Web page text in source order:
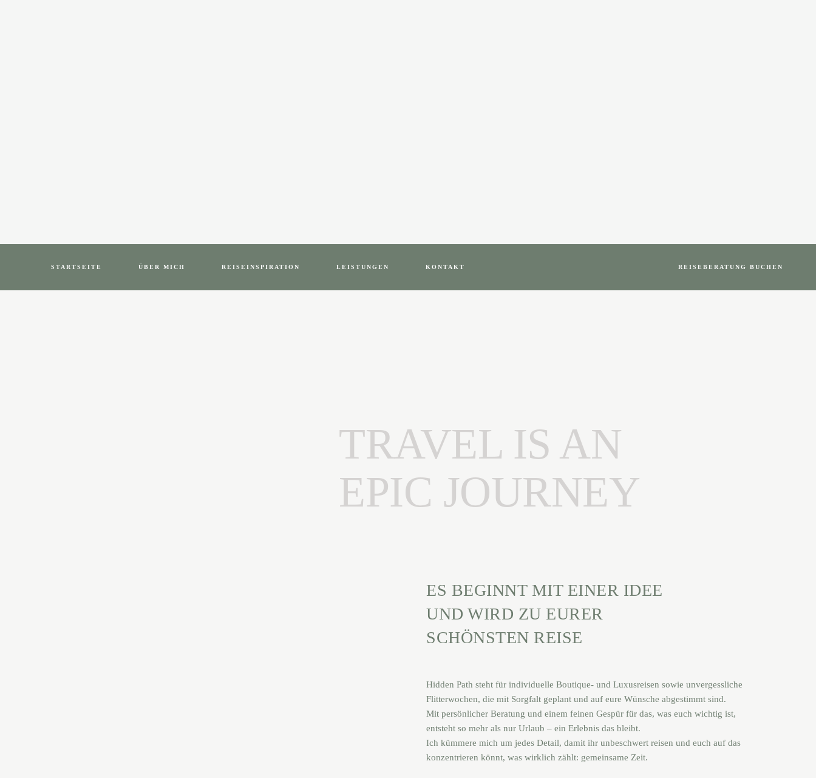
STARTSEITE ÜBER MICH REISEINSPIRATION LEISTUNGEN KONTAKT REISEBERATUNG BUCHEN
TRAVEL IS AN
EPIC JOURNEY
ES BEGINNT MIT EINER IDEE
UND WIRD ZU EURER
SCHÖNSTEN REISE
Hidden Path steht für individuelle Boutique- und Luxusreisen sowie unvergessliche
Flitterwochen, die mit Sorgfalt geplant und auf eure Wünsche abgestimmt sind.
Mit persönlicher Beratung und einem feinen Gespür für das, was euch wichtig ist,
entsteht so mehr als nur Urlaub – ein Erlebnis das bleibt.
Ich kümmere mich um jedes Detail, damit ihr unbeschwert reisen und euch auf das
konzentrieren könnt, was wirklich zählt: gemeinsame Zeit.